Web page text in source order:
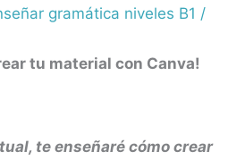
gramática niveles B1 /
tu material con Canva!
te enseñaré cómo crear